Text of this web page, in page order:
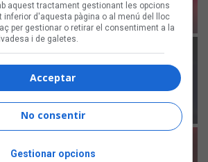
aquest tractament gestionant les opcions
inferior d'aquesta pàgina o al menú del lloc
per gestionar o retirar el consentiment a la
i de galetes.
Acceptar
No consentir
Gestionar opcions